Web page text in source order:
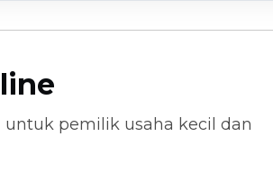
untuk pemilik usaha kecil dan